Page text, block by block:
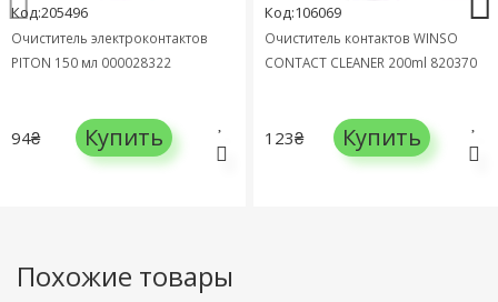
Код:205496
Очиститель электроконтактов
PITON 150 мл 000028322
94₴ Купить
Код:106069
Очиститель контактов WINSO
CONTACT CLEANER 200ml 820370
123₴ Купить
Похожие товары